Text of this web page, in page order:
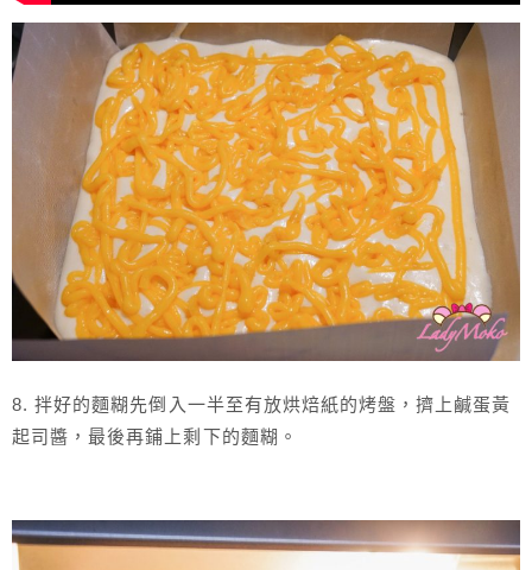
8. 拌好的麵糊先倒入一半至有放烘焙紙的烤盤，擠上鹹蛋黃
起司醬，最後再鋪上剩下的麵糊。